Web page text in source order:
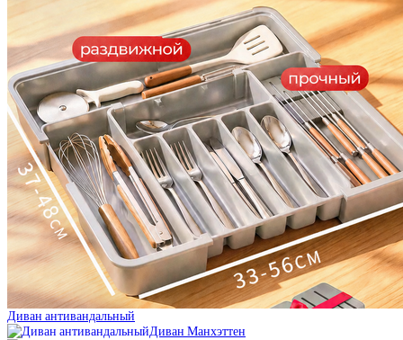
Диван антивандальный
Диван Манхэттен